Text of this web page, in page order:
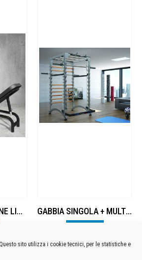
sito utilizza i cookie tecnici, per le statistiche e
LEG PRESS MACHINE LINEAR 45° GABBIA SINGOLA + MULTIPOWER (SINGLE CAGE + M)